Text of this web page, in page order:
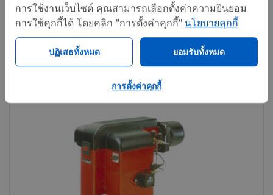
การใช้งานเว็บไซต์ คุณสามารถเลือกตั้งค่าความยินยอม
การใช้คุกกี้ได้ โดยคลิก "การตั้งค่าคุกกี้" นโยบายคุกกี้
ปฏิเสธทั้งหมด ยอมรับทั้งหมด
การตั้งค่าคุกกี้